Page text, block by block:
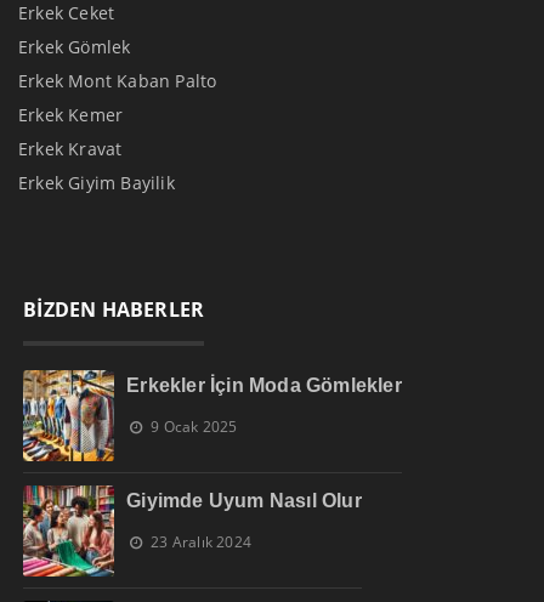
Erkek Ceket
Erkek Gömlek
Erkek Mont Kaban Palto
Erkek Kemer
Erkek Kravat
Erkek Giyim Bayilik
BİZDEN HABERLER
Erkekler İçin Moda Gömlekler
9 Ocak 2025
Giyimde Uyum Nasıl Olur
23 Aralık 2024